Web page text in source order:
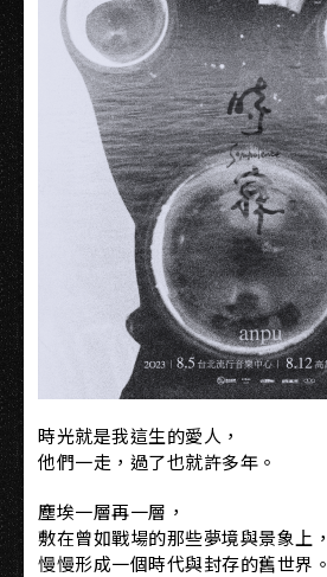
時光就是我這生的愛人，
他們一走，過了也就許多年。
塵埃一層再一層，
敷在曾如戰場的那些夢境與景象上，
慢慢形成一個時代與封存的舊世界。